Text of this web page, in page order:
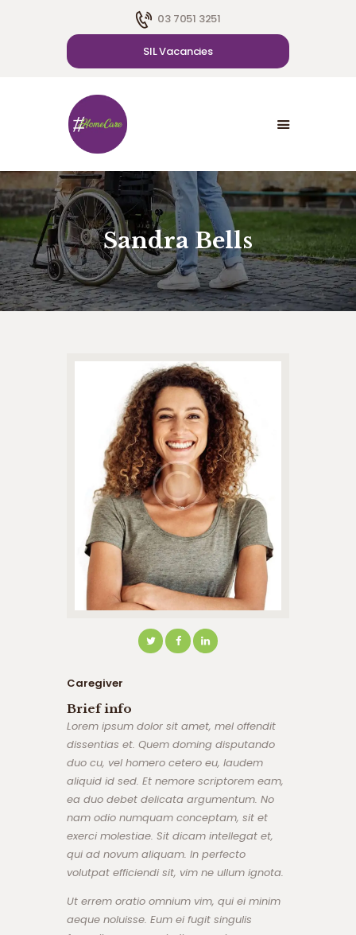
03 7051 3251
SIL Vacancies
Sandra Bells
HOME
ABOUT US
SDA
CAREER
BLOG
CONTACT US
Caregiver
Brief info
Lorem ipsum dolor sit amet, mel offendit
dissentias et. Quem doming disputando
duo cu, vel homero cetero eu, laudem
aliquid id sed. Et nemore scriptorem eam,
ea duo debet delicata argumentum. No
nam odio numquam conceptam, sit et
exerci molestiae. Sit dicam intellegat et,
qui ad novum aliquam. In perfecto
volutpat efficiendi sit, vim ne ullum ignota.
Ut errem oratio omnium vim, qui ei minim
aeque noluisse. Eum ei fugit singulis